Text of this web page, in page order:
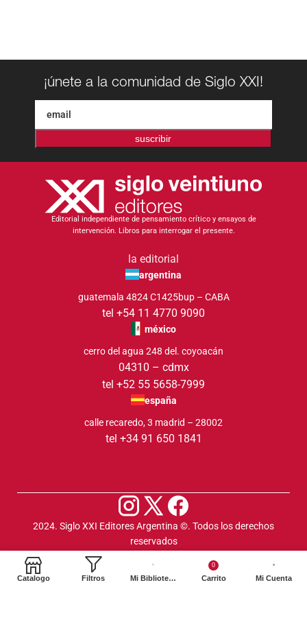
¡únete a la comunidad de Siglo XXI!
suscribir
Editorial independiente de pensamiento crítico y ensayos de
intervención. Libros para interrogar el presente.
la editorial
argentina
guatemala 4824 C1425bup – CABA
tel +54 11 4770 9090
méxico
cerro del agua 248 del. coyoacán
04310 – cdmx
tel +52 55 5658-7999
españa
calle recaredo, 3 madrid – 28002
tel +34 91 650 1841
2024. Siglo XXI Editores Argentina ©️. Todos los derechos
reservados
Catalogo Filtros Mi Biblioteca
0
Carrito Mi Cuenta